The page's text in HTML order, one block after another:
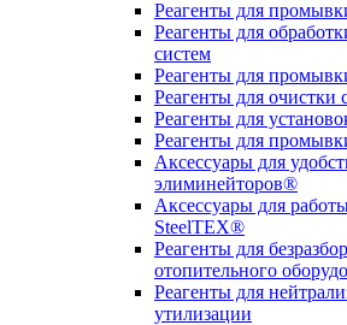
Реагенты для
Реагенты для
систем
Реагенты для
Реагенты для очистки
Реагенты для
Реагенты для
Аксессуары для
элиминейторов®
Аксессуары для
SteelTEX®
Реагенты для
отопительного
Реагенты для
утилизации